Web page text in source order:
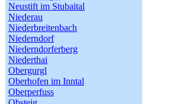
Neustift im Stubaital
Niederau
Niederbreitenbach
Niederndorf
Niederndorferberg
Niederthai
Obergurgl
Oberhofen im Inntal
Oberperfuss